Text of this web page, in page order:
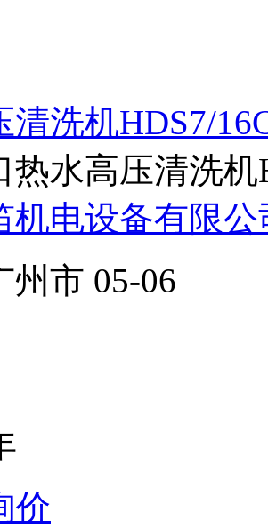
清洗机HDS7/
热水高压清洗机
机电设备有限公
州市 05-06
价